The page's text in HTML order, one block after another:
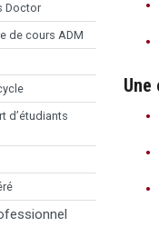
Doctor
de cours ADM
d’étudiants
Une